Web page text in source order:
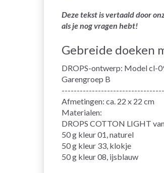
Deze tekst is vertaald door
als je nog vragen hebt!
Gebreide doeken
DROPS-ontwerp: Model cl-
Garengroep B
Afmetingen: ca. 22 x 22 cm
Materialen:
DROPS COTTON LIGHT
50 g kleur 01, naturel
50 g kleur 33, klokje
50 g kleur 08, ijsblauw